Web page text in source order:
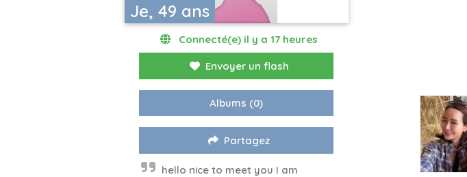
Je, 49 ans
Connecté(e) il y a 17 heures
Envoyer un flash
Albums (0)
Partagez
hello nice to meet you I am